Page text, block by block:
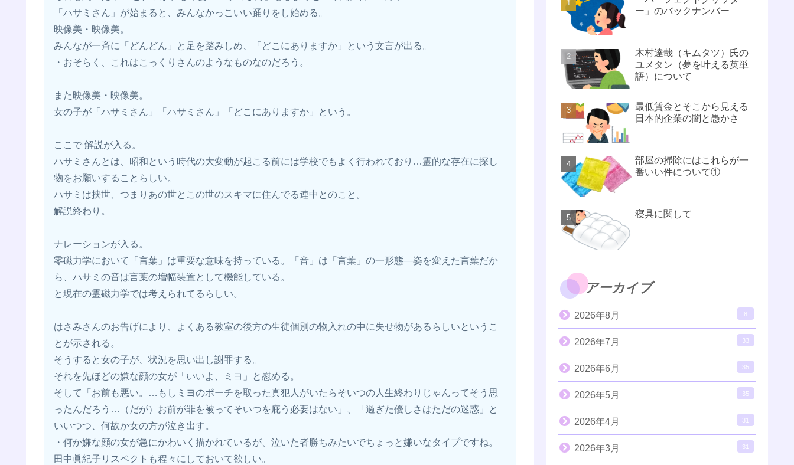
「ハサミさん」が始まると、みんなかっこいい踊りをし始める。
映像美・映像美。
みんなが一斉に「どんどん」と足を踏みしめ、「どこにありますか」という文言が出る。
・おそらく、これはこっくりさんのようなものなのだろう。
また映像美・映像美。
女の子が「ハサミさん」「ハサミさん」「どこにありますか」という。
ここで 解説が入る。
ハサミさんとは、昭和という時代の大変動が起こる前には学校でもよく行われており…霊的な存在に探し
物をお願いすることらしい。
ハサミは挟世、つまりあの世とこの世のスキマに住んでる連中とのこと。
解説終わり。
ナレーションが入る。
零磁力学において「言葉」は重要な意味を持っている。「音」は「言葉」の一形態―姿を変えた言葉だか
ら、ハサミの音は言葉の増幅装置として機能している。
と現在の霊磁力学では考えられてるらしい。
はさみさんのお告げにより、よくある教室の後方の生徒個別の物入れの中に失せ物があるらしいというこ
とが示される。
そうすると女の子が、状況を思い出し謝罪する。
それを先ほどの嫌な顔の女が「いいよ、ミヨ」と慰める。
そして「お前も悪い。…もしミヨのポーチを取った真犯人がいたらそいつの人生終わりじゃんってそう思
ったんだろう…（だが）お前が罪を被ってそいつを庇う必要はない」、「過ぎた優しさはただの迷惑」と
いいつつ、何故か女の方が泣き出す。
・何か嫌な顔の女が急にかわいく描かれているが、泣いた者勝ちみたいでちょっと嫌いなタイプですね。
田中眞紀子リスペクトも程々にしておいて欲しい。
ー」のバックナンバー
木村達哉（キムタツ）氏の
ユメタン（夢を叶える英単
語）について
最低賃金とそこから見える
日本的企業の闇と愚かさ
部屋の掃除にはこれらが一
番いい件について①
寝具に関して
アーカイブ
2026年8月 8
2026年7月 33
2026年6月 35
2026年5月 35
2026年4月 31
2026年3月 31